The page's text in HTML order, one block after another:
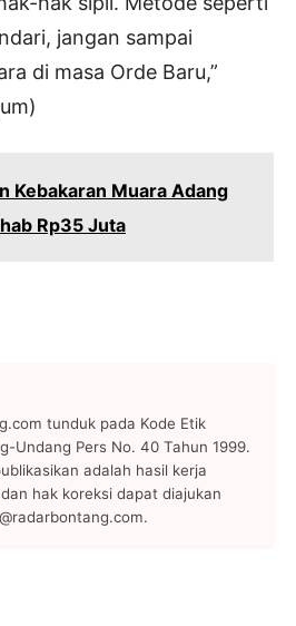
jangan sampai
di masa Orde Baru,”
Kebakaran Muara Adang
Rp35 Juta
tunduk pada Kode Etik
Undang Pers No. 40 Tahun 1999.
adalah hasil kerja
hak koreksi dapat diajukan